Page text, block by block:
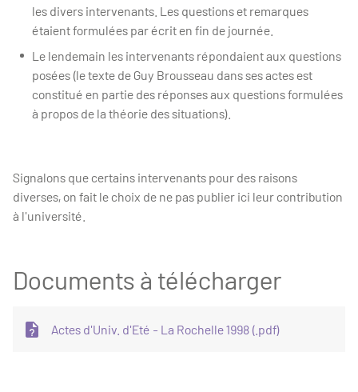
les divers intervenants. Les questions et remarques
étaient formulées par écrit en fin de journée.
Le lendemain les intervenants répondaient aux questions
posées (le texte de Guy Brousseau dans ses actes est
constitué en partie des réponses aux questions formulées
à propos de la théorie des situations).
Signalons que certains intervenants pour des raisons
diverses, on fait le choix de ne pas publier ici leur contribution
à l'université.
Documents à télécharger
Actes d'Univ. d'Eté - La Rochelle 1998 (.pdf)